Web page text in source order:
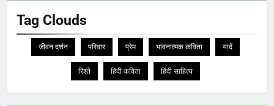
Tag Clouds
जीवन दर्शन परिवार प्रेम भावनात्मक कविता यादें
रिश्ते हिंदी कविता हिंदी साहित्य